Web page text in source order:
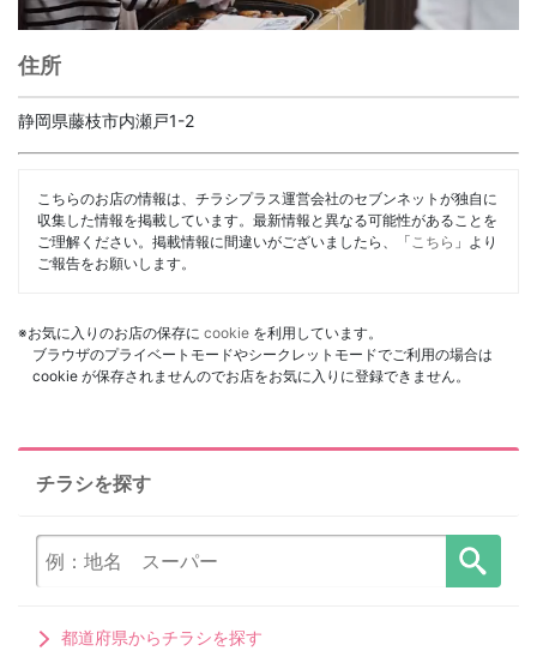
住所
静岡県藤枝市内瀬戸1-2
こちらのお店の情報は、チラシプラス運営会社のセブンネットが独自に
収集した情報を掲載しています。最新情報と異なる可能性があることを
ご理解ください。掲載情報に間違いがございましたら、「 こちら 」より
ご報告をお願いします。
※お気に入りのお店の保存に cookie を利用しています。
ブラウザのプライベートモードやシークレットモードでご利用の場合は
cookie が保存されませんのでお店をお気に入りに登録できません。
チラシを探す
都道府県からチラシを探す